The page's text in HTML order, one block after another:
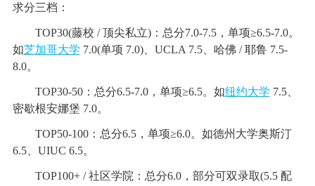
求分三档：
TOP30(藤校 / 顶尖私立)：总分7.0-7.5，单项≥6.5-7.0。
如芝加哥大学 7.0(单项 7.0)、UCLA 7.5、哈佛 / 耶鲁 7.5-
8.0。
TOP30-50：总分6.5-7.0，单项≥6.5。如纽约大学 7.5、
密歇根安娜堡 7.0。
TOP50-100：总分6.5，单项≥6.0。如德州大学奥斯汀
6.5、UIUC 6.5。
TOP100+ / 社区学院：总分6.0，部分可双录取(5.5 配